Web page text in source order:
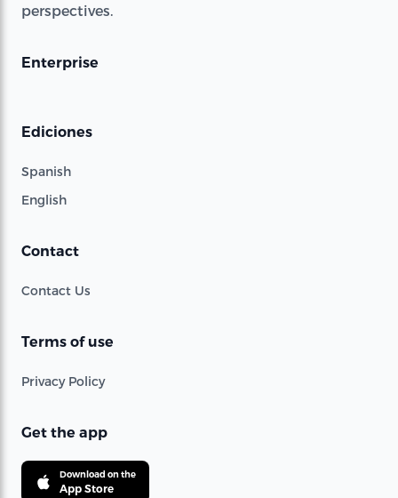
perspectives.
Enterprise
Ediciones
Spanish
English
Contact
Contact Us
Terms of use
Privacy Policy
Get the app
Download on the
App Store